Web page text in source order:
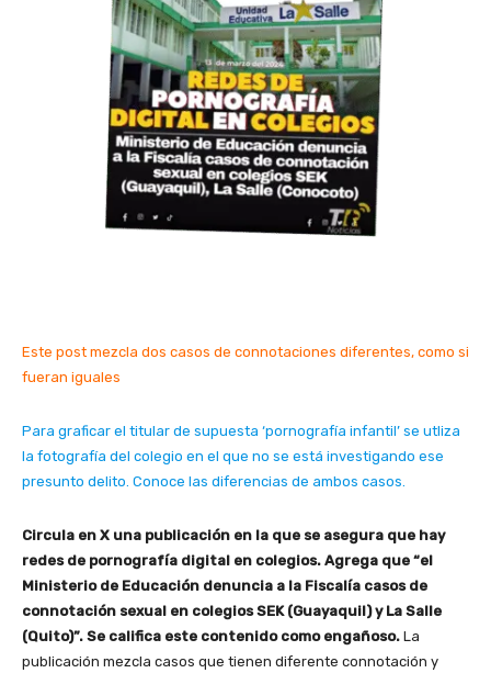
Este post mezcla dos casos de connotaciones diferentes, como si
fueran iguales
Para graficar el titular de supuesta ‘pornografía infantil’ se utliza
la fotografía del colegio en el que no se está investigando ese
presunto delito. Conoce las diferencias de ambos casos.
Circula en X una publicación en la que se asegura que hay
redes de pornografía digital en colegios. Agrega que “el
Ministerio de Educación denuncia a la Fiscalía casos de
connotación sexual en colegios SEK (Guayaquil) y La Salle
(Quito)”. Se califica este contenido como engañoso. La
publicación mezcla casos que tienen diferente connotación y